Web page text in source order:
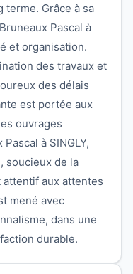
terme. Grâce à sa
Pascal à
et organisation.
des travaux et
des délais
est portée aux
ouvrages
à SINGLY,
soucieux de la
aux attentes
mené avec
dans une
durable.